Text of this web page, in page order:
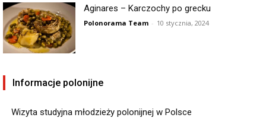
Aginares – Karczochy po grecku
Polonorama Team - 10 stycznia, 2024
Informacje polonijne
Wizyta studyjna młodzieży polonijnej w Polsce